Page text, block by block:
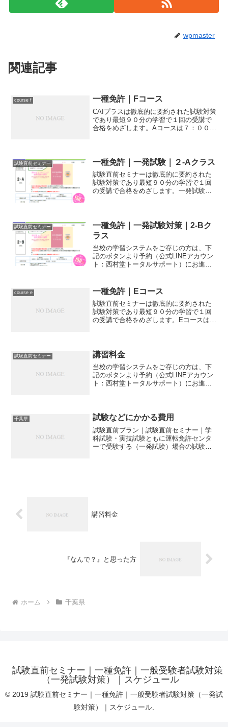
wpmaster
関連記事
course f 一種免許｜Fコース
CAIプラスは徹底的に要約された試験対策
であり最短９０分の学習で１回の受講で
合格をめざします。Aコースは７：００ま
試験直前セミナー 一種免許｜一発試験｜２-Aクラス
試験直前セミナーは徹底的に要約された
試験対策であり最短９０分の学習で１回
の受講で合格をめざします。一発試験対
ことができます。
試験直前セミナー
一種免許｜一発試験対策｜2-Bク
ラス
当校の学習システムをご存じの方は、下
記のボタンより予約（公式LINEアカウン
ト：西村堂トータルサポート）にお進み
ント試験直前セミナー｜一種免許｜一発
試験｜２-Bク...
course e 一種免許｜Eコース
試験直前セミナーは徹底的に要約された
試験対策であり最短９０分の学習で１回
の受講で合格をめざします。Eコースは
ます。
試験直前セミナー 講習料金
当校の学習システムをご存じの方は、下
記のボタンより予約（公式LINEアカウン
ト：西村堂トータルサポート）にお進み
験できる？◇ ...
千葉県 試験などにかかる費用
試験直前プラン｜試験直前セミナー｜学
科試験・実技試験ともに運転免許センタ
ーで受験する（一発試験）場合の試験な
講習料金
『なんで？』と思った方
ホーム 千葉県
試験直前セミナー｜一種免許｜一般受験者試験対策
（一発試験対策）｜スケジュール
© 2019 試験直前セミナー｜一種免許｜一般受験者試験対策（一発試
験対策）｜スケジュール.